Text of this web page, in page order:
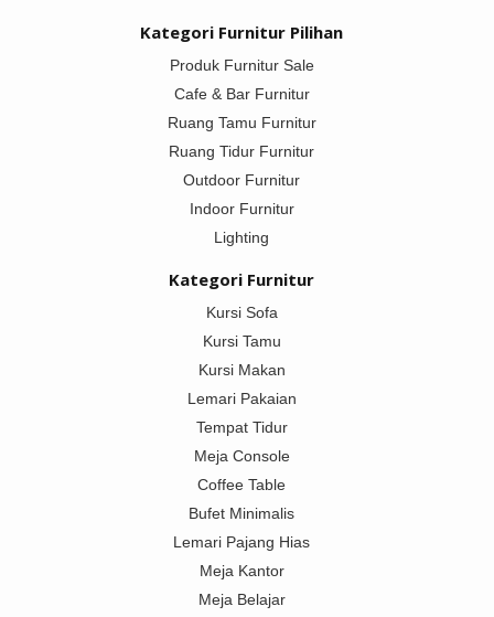
Kategori Furnitur Pilihan
Produk Furnitur Sale
Cafe & Bar Furnitur
Ruang Tamu Furnitur
Ruang Tidur Furnitur
Outdoor Furnitur
Indoor Furnitur
Lighting
Kategori Furnitur
Kursi Sofa
Kursi Tamu
Kursi Makan
Lemari Pakaian
Tempat Tidur
Meja Console
Coffee Table
Bufet Minimalis
Lemari Pajang Hias
Meja Kantor
Meja Belajar